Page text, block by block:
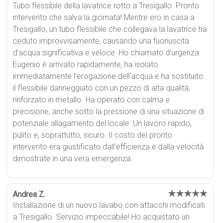
Tubo flessibile della lavatrice rotto a Tresigallo. Pronto
intervento che salva la giornata! Mentre ero in casa a
Tresigallo, un tubo flessibile che collegava la lavatrice ha
ceduto improvvisamente, causando una fuoriuscita
d'acqua significativa e veloce. Ho chiamato d'urgenza.
Eugenio è arrivato rapidamente, ha isolato
immediatamente l'erogazione dell'acqua e ha sostituito
il flessibile danneggiato con un pezzo di alta qualità,
rinforzato in metallo. Ha operato con calma e
precisione, anche sotto la pressione di una situazione di
potenziale allagamento del locale. Un lavoro rapido,
pulito e, soprattutto, sicuro. Il costo del pronto
intervento era giustificato dall'efficienza e dalla velocità
dimostrate in una vera emergenza.
Andrea Z. ★★★★★
Installazione di un nuovo lavabo con attacchi modificati
a Tresigallo. Servizio impeccabile! Ho acquistato un